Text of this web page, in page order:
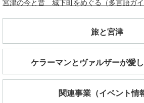
宮津の今と昔 城下町をめぐる（多言語ガイ
旅と宮津
ケラーマンとヴァルザーが愛
関連事業（イベント情